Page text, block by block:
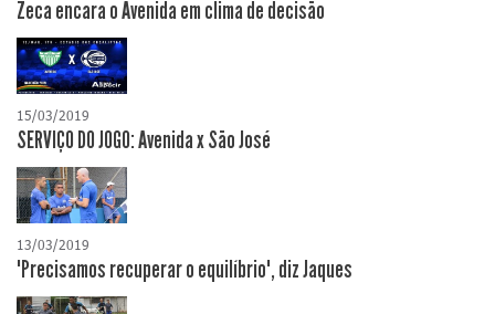
Zeca encara o Avenida em clima de decisão
15/03/2019
SERVIÇO DO JOGO: Avenida x São José
13/03/2019
"Precisamos recuperar o equilíbrio", diz Jaques